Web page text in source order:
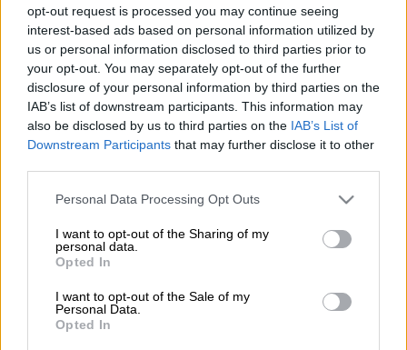
opt-out request is processed you may continue seeing
interest-based ads based on personal information utilized by
us or personal information disclosed to third parties prior to
your opt-out. You may separately opt-out of the further
disclosure of your personal information by third parties on the
IAB’s list of downstream participants. This information may
also be disclosed by us to third parties on the IAB’s List of
Downstream Participants that may further disclose it to other
Please note that this website/app uses one or more Google
not limited to your visit or usage behaviour. You may click to
grant or deny consent to Google and its third-party tags to
use your data for below specified purposes in below Google
consent section.
Personal Data Processing Opt Outs
I want to opt-out of the Sharing of my
personal data.
Opted In
I want to opt-out of the Sale of my
Personal Data.
Opted In
Προσθέστε το ΕΘΝΟΣ στη Google
Χάρης Δούκας και ο Παύλος Χρηστίδης
παρακολούθησαν τηνΠαρασκευήτο βράδυ
την παράστασηΙκέτιδεςστο κατάμεστο
θέατρο τηςΕπιδαύρου.
ΔΙΑΒΑΣΤΕ ΕΠΙΣΗΣ
Πολιτική|23.08.2024 20:40
ΣΥΡΙΖΑ: Aπάντηση των «87» στον
κατασκευάζει εσωτερικούς εχθρούς»